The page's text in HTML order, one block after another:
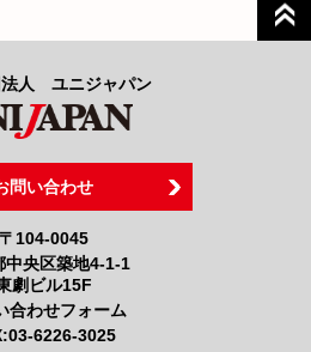
法人 ユニジャパン
問い合わせ
〒104-0045
中央区築地4-1-1
劇ビル15F
合わせフォーム
03-6226-3025